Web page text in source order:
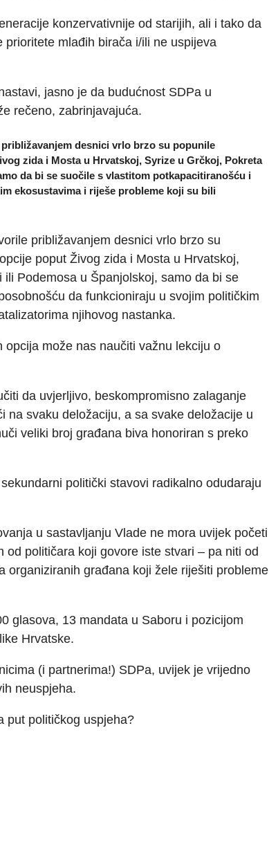
konzervativnije od starijih, ali i tako da
mlađih birača i/ili ne uspijeva
jasno je da budućnost SDPa u
rečeno, zabrinjavajuća.
desnici vrlo brzo su popunile
zida i Mosta u Hrvatskoj, Syrize u Grčkoj, Pokreta
da bi se suočile s vlastitom potkapacitiranošću i
ekosustavima i riješe probleme koji su bili
približavanjem desnici vrlo brzo su
poput Živog zida i Mosta u Hrvatskoj,
Podemosa u Španjolskoj, samo da bi se
da funkcioniraju u svojim političkim
njihovog nastanka.
može nas naučiti važnu lekciju o
da uvjerljivo, beskompromisno zalaganje
na svaku deložaciju, a sa svake deložacije u
veliki broj građana biva honoriran s preko
politički stavovi radikalno odudaraju
u sastavljanju Vlade ne mora uvijek početi
političara koji govore iste stvari – pa niti od
organiziranih građana koji žele riješiti probleme
glasova, 13 mandata u Saboru i pozicijom
Hrvatske.
(i partnerima!) SDPa, uvijek je vrijedno
neuspjeha.
put političkog uspjeha?